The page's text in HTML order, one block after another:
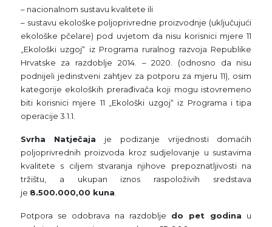
– nacionalnom sustavu kvalitete ili
– sustavu ekološke poljoprivredne proizvodnje (uključujući
ekološke pčelare) pod uvjetom da nisu korisnici mjere 11
„Ekološki uzgoj“ iz Programa ruralnog razvoja Republike
Hrvatske za razdoblje 2014. – 2020. (odnosno da nisu
podnijeli jedinstveni zahtjev za potporu za mjeru 11), osim
kategorije ekoloških prerađivača koji mogu istovremeno
biti korisnici mjere 11 „Ekološki uzgoj“ iz Programa i tipa
operacije 3.1.1.
Svrha Natječaja je podizanje vrijednosti domaćih
poljoprivrednih proizvoda kroz sudjelovanje u sustavima
kvalitete s ciljem stvaranja njihove prepoznatljivosti na
tržištu, a ukupan iznos raspoloživih sredstava
je 8.500.000,00 kuna
Potpora se odobrava na razdoblje do pet godina u